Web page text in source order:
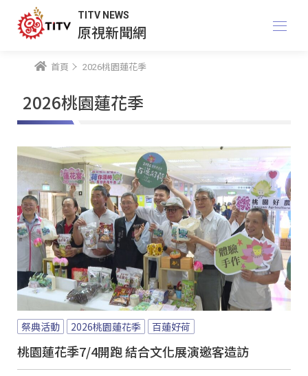
TITV NEWS
原視新聞網
首頁 2026桃園蓮花季
2026桃園蓮花季
祭典活動 2026桃園蓮花季 百蓮好荷
桃園蓮花季7/4開跑 結合文化展演邀客造訪